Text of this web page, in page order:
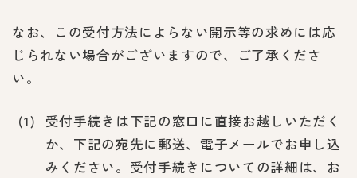
なお、この受付方法によらない開示等の求めには応
じられない場合がございますので、ご了承くださ
い。
受付手続きは下記の窓口に直接お越しいただく
か、下記の宛先に郵送、電子メールでお申し込
みください。受付手続きについての詳細は、お